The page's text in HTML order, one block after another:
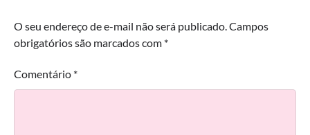
O seu endereço de e-mail não será publicado.Campos
obrigatórios são marcados com *
Comentário *